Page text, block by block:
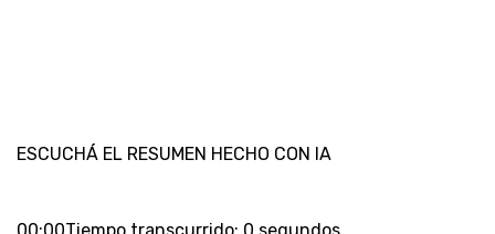
ESCUCHÁ EL RESUMEN HECHO CON IA